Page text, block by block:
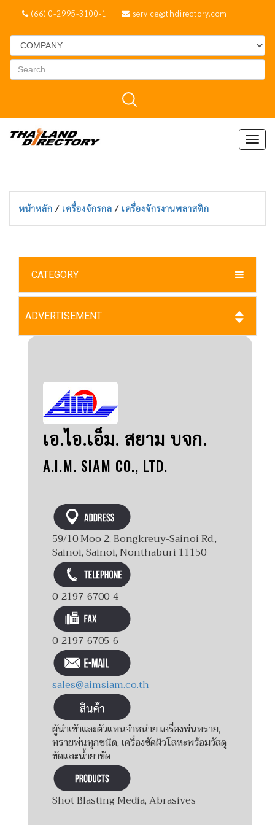
(66) 0-2995-3100-1 service@thdirectory.com
หน้าหลัก / เครื่องจักรกล / เครื่องจักรงานพลาสติก
CATEGORY
ADVERTISEMENT
เอ.ไอ.เอ็ม. สยาม บจก.
A.I.M. SIAM CO., LTD.
59/10 Moo 2, Bongkreuy-Sainoi Rd.,
Sainoi, Sainoi, Nonthaburi 11150
0-2197-6700-4
0-2197-6705-6
sales@aimsiam.co.th
ผู้นำเข้าและตัวแทนจำหน่าย เครื่องพ่นทราย,
ทรายพ่นทุกชนิด, เครื่องขัดผิวโลหะพร้อมวัสดุ
ขัดและน้ำยาขัด
Shot Blasting Media, Abrasives